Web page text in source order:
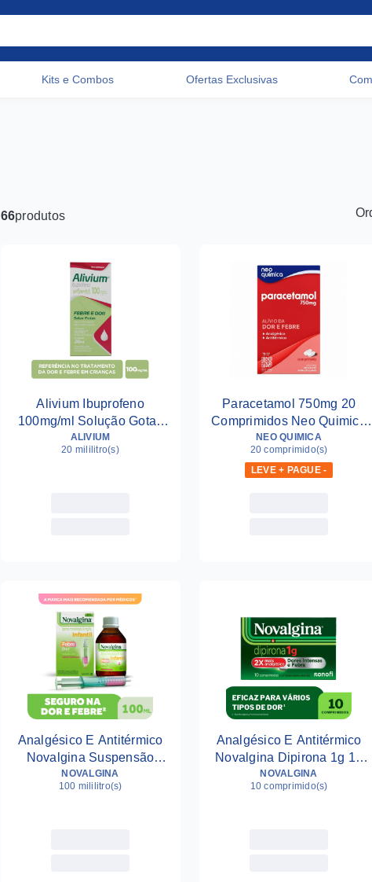
Acessos rápidos do cabeçalho
Kits e Combos Ofertas Exclusivas
66produtos
Alivium Ibuprofeno
100mg/ml Solução Gotas
20ml
ALIVIUM
20 mililitro(s)
Paracetamol 750mg 20
Comprimidos Neo Quimica
Genérico
NEO QUIMICA
20 comprimido(s)
LEVE + PAGUE -
Analgésico E Antitérmico
Novalgina Suspensão
Infantil Dipirona 50mg/ml
Sabor Framboesa 100ml
NOVALGINA
100 mililitro(s)
Analgésico E Antitérmico
Novalgina Dipirona 1g 10
Comprimidos
NOVALGINA
10 comprimido(s)